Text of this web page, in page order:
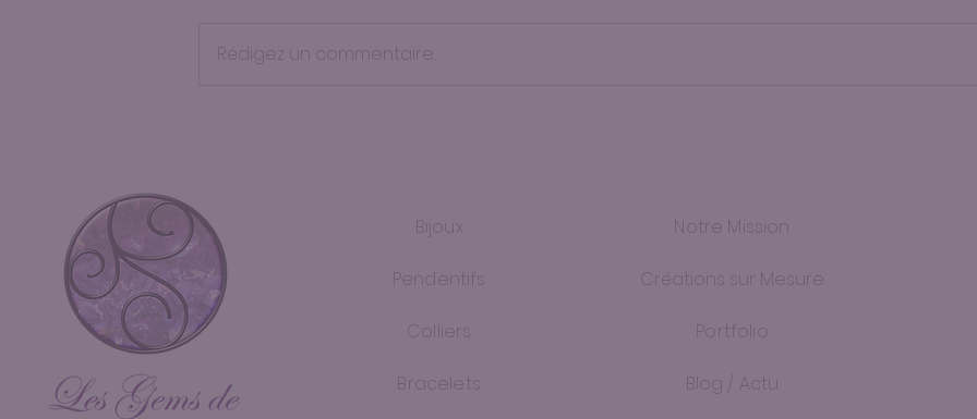
Rédigez un commentaire...
Bijoux
Pendentifs
Colliers
Bracelets
Notre Mission
Créations sur Mesure
Portfolio
Blog / Actu